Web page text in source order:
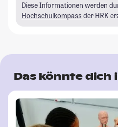
Diese Informationen werden
Hochschulkompass der HRK
Das könnte dich